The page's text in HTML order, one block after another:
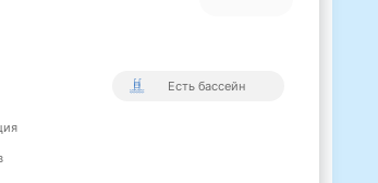
Есть бассейн